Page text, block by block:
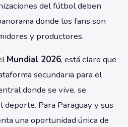
del fútbol deben
donde los fans son
y productores.
Mundial 2026, está claro que
secundaria para el
donde se vive, se
Para Paraguay y sus
una oportunidad única de